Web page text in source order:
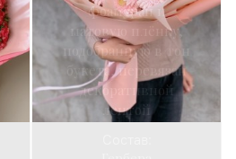
фоамеран и
матовую плёнку,
подобранную в тон
букета, перевязан
декоративной
лентой